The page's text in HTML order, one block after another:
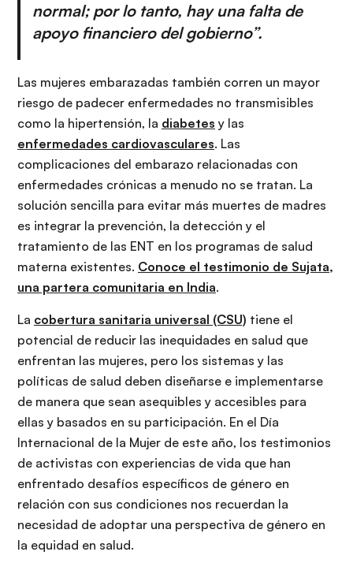
normal; por lo tanto, hay una falta de
apoyo financiero del gobierno”.
Las mujeres embarazadas también corren un mayor
riesgo de padecer enfermedades no transmisibles
como la hipertensión, la diabetes y las
enfermedades cardiovasculares. Las
complicaciones del embarazo relacionadas con
enfermedades crónicas a menudo no se tratan. La
solución sencilla para evitar más muertes de madres
es integrar la prevención, la detección y el
tratamiento de las ENT en los programas de salud
materna existentes. Conoce el testimonio de Sujata,
una partera comunitaria en India.
La cobertura sanitaria universal (CSU) tiene el
potencial de reducir las inequidades en salud que
enfrentan las mujeres, pero los sistemas y las
políticas de salud deben diseñarse e implementarse
de manera que sean asequibles y accesibles para
ellas y basados en su participación. En el Día
Internacional de la Mujer de este año, los testimonios
de activistas con experiencias de vida que han
enfrentado desafíos específicos de género en
relación con sus condiciones nos recuerdan la
necesidad de adoptar una perspectiva de género en
la equidad en salud.